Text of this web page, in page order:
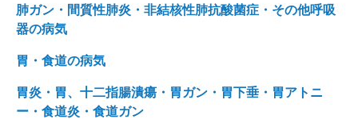
肺ガン・間質性肺炎・非結核性肺抗酸菌症・その他呼吸
器の病気
胃・食道の病気
胃炎・胃、十二指腸潰瘍・胃ガン・胃下垂・胃アトニ
ー・食道炎・食道ガン